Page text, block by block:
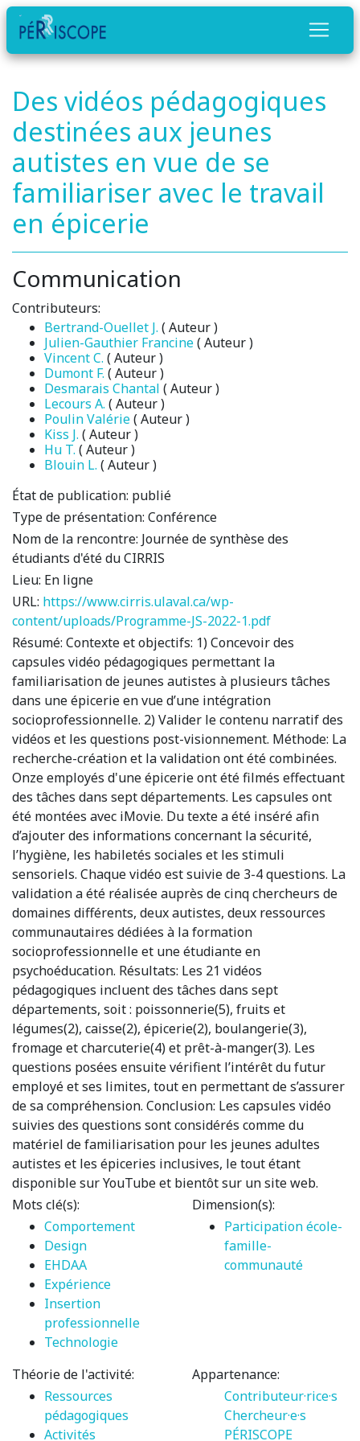
Des vidéos pédagogiques
destinées aux jeunes
autistes en vue de se
familiariser avec le travail
en épicerie
Communication
Contributeurs:
Bertrand-Ouellet J. ( Auteur )
Julien-Gauthier Francine( Auteur )
Vincent C. ( Auteur )
Dumont F. ( Auteur )
Desmarais Chantal ( Auteur )
Lecours A. ( Auteur )
Poulin Valérie( Auteur )
Kiss J. ( Auteur )
Hu T. ( Auteur )
Blouin L. ( Auteur )
État de publication: publié
Type de présentation: Conférence
Nom de la rencontre: Journée de synthèse des
étudiants d'été du CIRRIS
Lieu: En ligne
URL: https://www.cirris.ulaval.ca/wp-
content/uploads/Programme-JS-2022-1.pdf
Résumé: Contexte et objectifs: 1) Concevoir des
capsules vidéo pédagogiques permettant la
familiarisation de jeunes autistes à plusieurs tâches
dans une épicerie en vue d’une intégration
socioprofessionnelle. 2) Valider le contenu narratif des
vidéos et les questions post-visionnement. Méthode: La
recherche-création et la validation ont été combinées.
Onze employés d'une épicerie ont été filmés effectuant
des tâches dans sept départements. Les capsules ont
été montées avec iMovie. Du texte a été inséré afin
d’ajouter des informations concernant la sécurité,
l’hygiène, les habiletés sociales et les stimuli
sensoriels. Chaque vidéo est suivie de 3-4 questions. La
validation a été réalisée auprès de cinq chercheurs de
domaines différents, deux autistes, deux ressources
communautaires dédiées à la formation
socioprofessionnelle et une étudiante en
psychoéducation. Résultats: Les 21 vidéos
pédagogiques incluent des tâches dans sept
départements, soit : poissonnerie(5), fruits et
légumes(2), caisse(2), épicerie(2), boulangerie(3),
fromage et charcuterie(4) et prêt-à-manger(3). Les
questions posées ensuite vérifient l’intérêt du futur
employé et ses limites, tout en permettant de s’assurer
de sa compréhension. Conclusion: Les capsules vidéo
suivies des questions sont considérés comme du
matériel de familiarisation pour les jeunes adultes
autistes et les épiceries inclusives, le tout étant
disponible sur YouTube et bientôt sur un site web.
Mots clé(s):
Comportement
Design
EHDAA
Expérience
Insertion
professionnelle
Technologie
Dimension(s):
Participation école-
famille-
communauté
Théorie de l'activité:
Ressources
pédagogiques
Activités
Appartenance:
Contributeur·rice·s
Chercheur·e·s
PÉRISCOPE